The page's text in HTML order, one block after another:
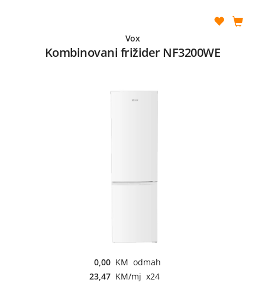
Vox
Kombinovani frižider NF3200WE
0,00 KM odmah
23,47 KM/mj x24